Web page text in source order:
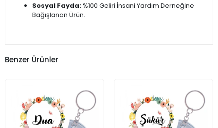
Sosyal Fayda: %100 Geliri İnsani Yardım Derneğine
Bağışlanan Ürün.
Benzer Ürünler